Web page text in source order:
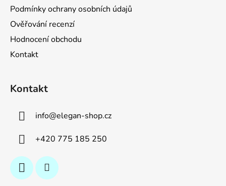
Podmínky ochrany osobních údajů
Ověřování recenzí
Hodnocení obchodu
Kontakt
Kontakt
info@elegan-shop.cz
+420 775 185 250